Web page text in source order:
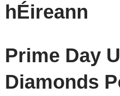
hÉireann
Prime Day
Diamonds